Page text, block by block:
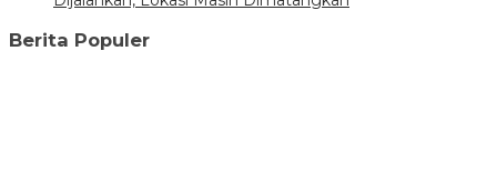
Berita Populer